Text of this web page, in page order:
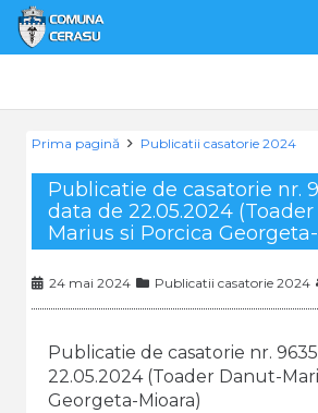
Prima pagină Publicatii casatorie 2024
Publicatie de casatorie nr.
data de 22.05.2024
Marius si Porcica
24 mai 2024 Publicatii casatorie 2024
Publicatie de casatorie nr.
22.05.2024 (Toader Danut-
Georgeta-Mioara)